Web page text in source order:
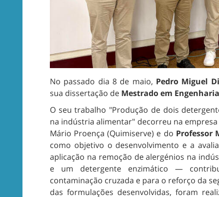
No passado dia 8 de maio, Pedro Miguel
sua dissertação de Mestrado em
O seu trabalho "Produção de dois
na indústria alimentar" decorreu na
Mário Proença (Quimiserve) e do Professor
como objetivo o desenvolvimento e a
aplicação na remoção de alergénios na
e um detergente enzimático —
contaminação cruzada e para o reforço da
das formulações desenvolvidas, foram